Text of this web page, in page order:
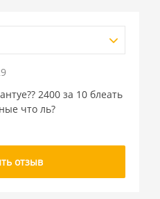
2400 за 10 блеать
что ль?
отзыв